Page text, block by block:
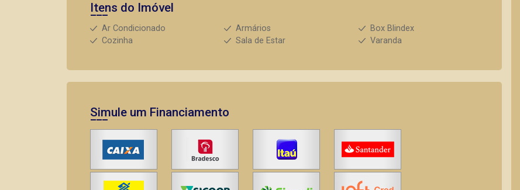
Itens do Imóvel
Ar Condicionado Armários
Box Blindex
Cozinha
Sala de Estar Varanda
Simule um Financiamento